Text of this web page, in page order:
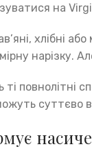
на
хлібні
нарізку.
повнолітні
можуть